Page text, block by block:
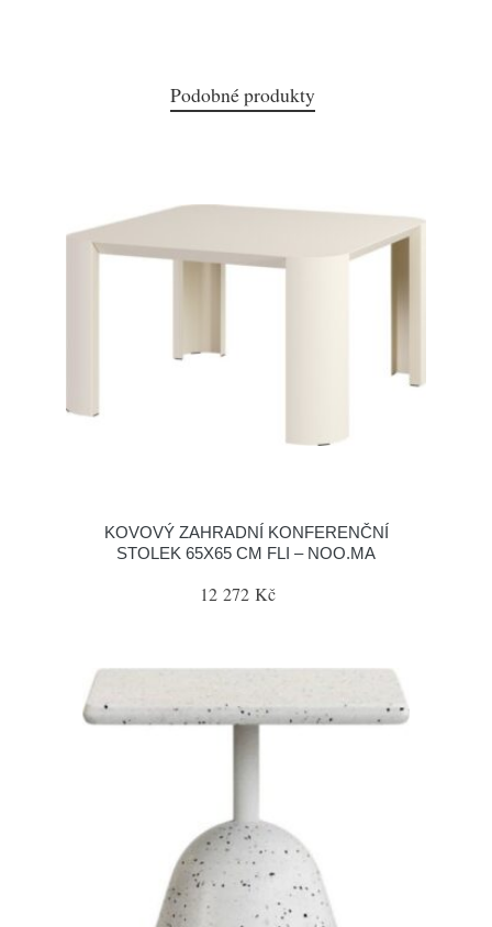
Podobné produkty
KOVOVÝ ZAHRADNÍ KONFERENČNÍ
STOLEK 65X65 CM FLI – NOO.MA
12 272 Kč